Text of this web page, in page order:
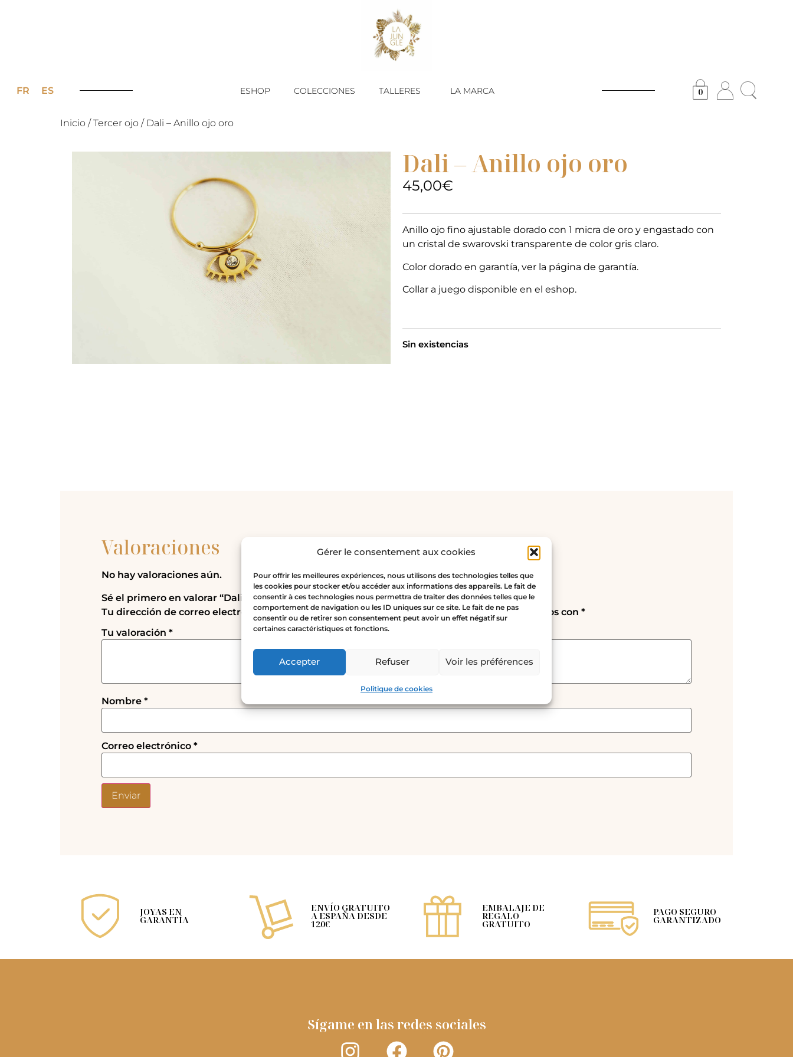
Gérer le consentement aux cookies
Pour offrir les meilleures expériences, nous utilisons des technologies telles que
les cookies pour stocker et/ou accéder aux informations des appareils. Le fait de
consentir à ces technologies nous permettra de traiter des données telles que le
comportement de navigation ou les ID uniques sur ce site. Le fait de ne pas
consentir ou de retirer son consentement peut avoir un effet négatif sur
certaines caractéristiques et fonctions.
Accepter Refuser Voir les préférences
Politique de cookies
FR ES ESHOP COLECCIONES TALLERES LA MARCA 0
Inicio /Tercer ojo / Dali – Anillo ojo oro
Dali – Anillo ojo oro
45,00€
Anillo ojo fino ajustable dorado con 1 micra de oro y engastado con
un cristal de swarovski transparente de color gris claro.
Color dorado en garantía, ver la página de garantía.
Collar a juego disponible en el eshop.
Sin existencias
Valoraciones
No hay valoraciones aún.
Sé el primero en valorar “Dali – Anillo ojo oro”
Tu dirección de correo electrónico no será publicada. Los campos obligatorios están marcados con *
Tu valoración *
Nombre *
Correo electrónico *
JOYAS EN
GARANTÍA
ENVÍO GRATUITO
A ESPAÑA DESDE
120€
EMBALAJE DE
REGALO
GRATUITO
PAGO SEGURO
GARANTIZADO
Sígame en las redes sociales